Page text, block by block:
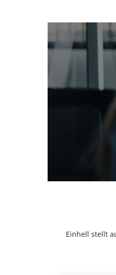
Einhell stellt